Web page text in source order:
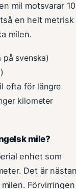
mil motsvarar 10
en helt metrisk
milen.
på svenska)
ofta för längre
kilometer
mile?
enhet som
Det är
Förvirringen